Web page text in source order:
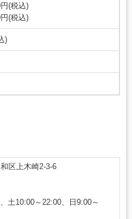
(税込)
(税込)
)
区上木崎2-3-6
土10:00～22:00、日9:00～